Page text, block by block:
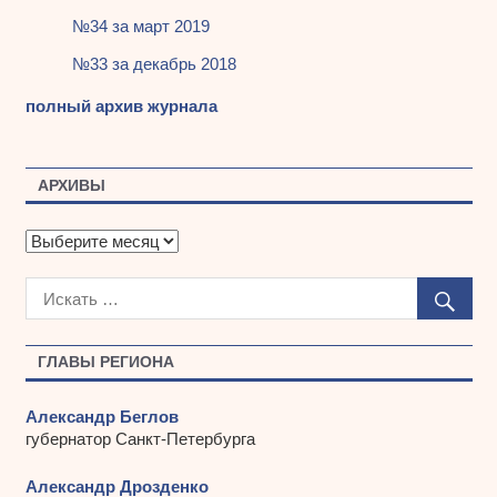
ГЛАВЫ РЕГИОНА
Александр Беглов
губернатор Санкт-Петербурга
Александр Дрозденко
№34 за март 2019
№33 за декабрь 2018
полный архив журнала
АРХИВЫ
А
х
ы